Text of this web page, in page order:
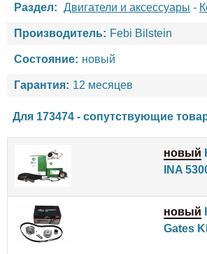
Раздел: Двигатели и аксессуары -
Производитель: Febi Bilstein
Состояние: новый
Гарантия: 12 месяцев
Для 173474 - сопутствующие
новый
INA
новый
Gates